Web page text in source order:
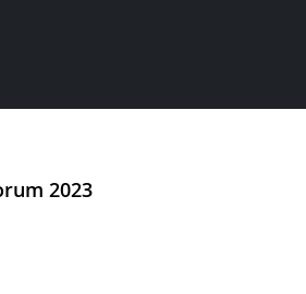
2023